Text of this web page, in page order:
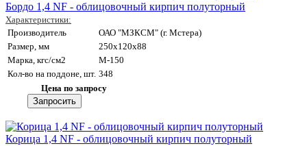
Бордо 1,4 NF - облицовочный кирпич полуторный
Характеристики:
Производитель
ОАО "МЗКСМ" (г. Мстера)
Размер, мм
250x120x88
Марка, кгс/см2
M-150
Кол-во на поддоне, шт. 348
Цена по запросу
Корица 1,4 NF - облицовочный кирпич полуторный